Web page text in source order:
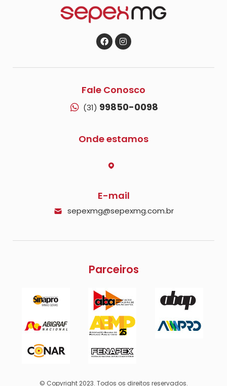
Fale Conosco
(31) 99850-0098
Onde estamos
E-mail
sepexmg@sepexmg.com.br
Parceiros
© Copyright 2023. Todos os direitos reservados.